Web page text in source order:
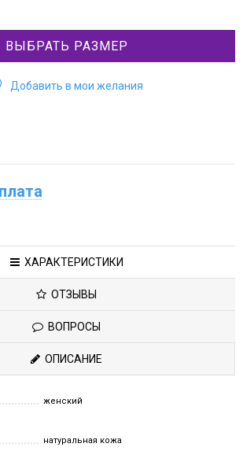
ВЫБРАТЬ РАЗМЕР
Добавить в мои желания
ХАРАКТЕРИСТИКИ
ОТЗЫВЫ
ВОПРОСЫ
ОПИСАНИЕ
женский
натуральная кожа